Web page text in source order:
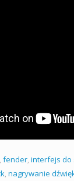
, fender, interfejs do
, nagrywanie